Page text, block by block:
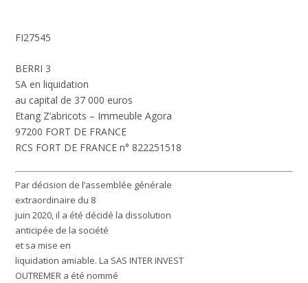
FI27545
BERRI 3
SA en liquidation
au capital de 37 000 euros
Etang Z’abricots – Immeuble Agora
97200 FORT DE FRANCE
RCS FORT DE FRANCE n° 822251518
Par décision de l’assemblée générale
extraordinaire du 8
juin 2020, il a été décidé la dissolution
anticipée de la société
et sa mise en
liquidation amiable. La SAS INTER INVEST
OUTREMER a été nommé